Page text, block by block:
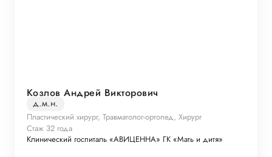
Козлов Андрей Викторович
д.м.н.
Пластический хирург, Травматолог-ортопед, Хирург
Стаж 32 года
Клинический госпиталь «АВИЦЕННА» ГК «Мать и дитя»